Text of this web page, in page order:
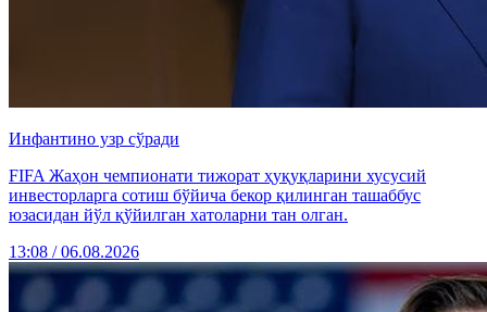
Инфантино узр сўради
FIFA Жаҳон чемпионати тижорат ҳуқуқларини хусусий
инвесторларга сотиш бўйича бекор қилинган ташаббус
юзасидан йўл қўйилган хатоларни тан олган.
13:08 / 06.08.2026